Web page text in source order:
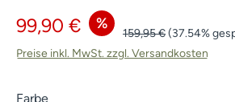
Verkaufspreis:
99,90 € %
Regulärer Preis:
159,95 €(37.54%
Preise inkl. MwSt. zzgl. Versandkosten
Farbeauswählen